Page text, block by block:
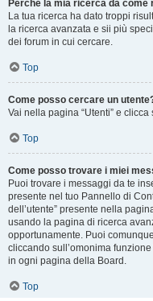
Perché la mia ricerca dà come
La tua ricerca ha dato troppi
la ricerca avanzata e sii più
dei forum in cui cercare.
Top
Come posso cercare un
Vai nella pagina “Utenti” e
Top
Come posso trovare i miei
Puoi trovare i messaggi da te
presente nel tuo Pannello di
dell’utente” presente nella
usando la pagina di ricerca
opportunamente. Puoi
cliccando sull’omonima
in ogni pagina della Board.
Top